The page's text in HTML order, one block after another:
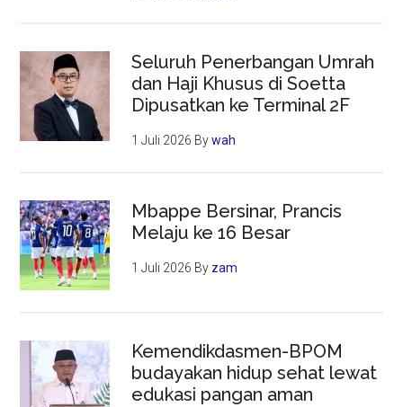
Seluruh Penerbangan Umrah
dan Haji Khusus di Soetta
Dipusatkan ke Terminal 2F
1 Juli 2026 Bywah
Mbappe Bersinar, Prancis
Melaju ke 16 Besar
1 Juli 2026 By zam
Kemendikdasmen-BPOM
budayakan hidup sehat lewat
edukasi pangan aman